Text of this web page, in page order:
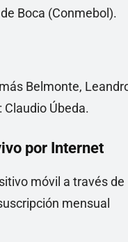
Belmonte,
Úbeda.
por Internet
móvil a través de
mensual